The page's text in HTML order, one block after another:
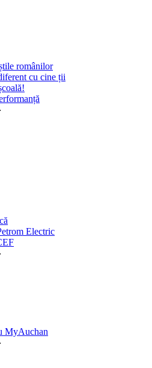
românilor
cu cine ții
Electric
MyAuchan